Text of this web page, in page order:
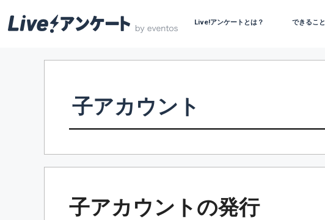
Live!アンケートとは？ できること
子アカウント
子アカウントの発行